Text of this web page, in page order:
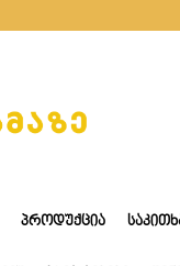
ᲞᲠᲝᲓᲣᲥᲪᲘᲐ